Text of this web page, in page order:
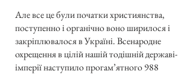
Але все це були початки християнства,
поступенно і органічно воно ширилося і
закріплювалося в Україні. Всенародне
охрещення в цілій нашій тодішній державі-
імперії наступило прогам’ятного 988